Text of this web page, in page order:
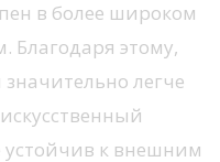
в более широком
Благодаря этому,
легче
к внешним